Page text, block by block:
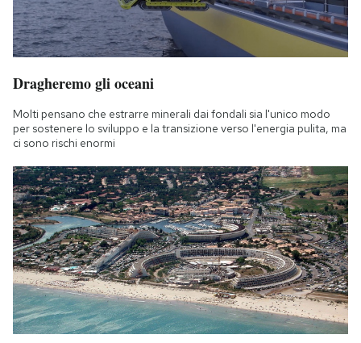
AREA PERSONALE
Area Personale
Notifiche mobile
Regala il Post
Hai bisogno di aiuto?
Esci
Dragheremo gli oceani
Molti pensano che estrarre minerali dai fondali sia l'unico modo
per sostenere lo sviluppo e la transizione verso l'energia pulita, ma
ci sono rischi enormi